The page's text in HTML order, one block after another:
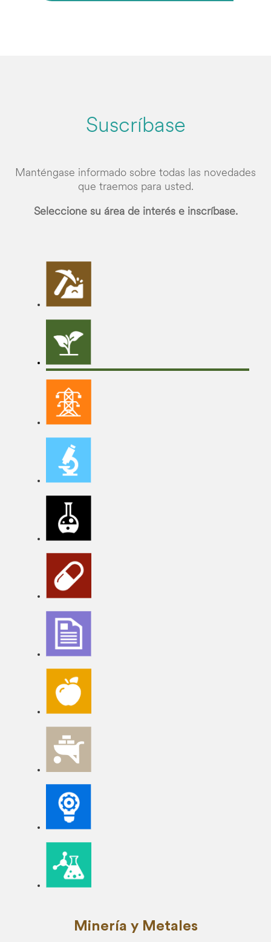
Suscríbase
Manténgase informado sobre todas las novedades
que traemos para usted.
Seleccione su área de interés e inscríbase.
Minería y Metales